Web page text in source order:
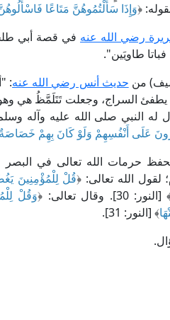
﴿وَإِذَا سَأَلْتُمُوهُنَّ مَتَاعًا
رضي الله عنه في قصة أبي
فباتا طاويَين".
من حديث أنس رضي الله عنه:
يطفئ السراج، وجعلت تَتَلَمَّظُ هي
له النبي صلى الله عليه وآله
عَلَى أَنْفُسِهِمْ وَلَوْ كَانَ بِهِمْ خَصَاصَةٌ
حرمات الله تعالى في البصر
لقول الله تعالى: ﴿قُلْ لِلْمُؤْمِنِينَ
30]. وقال تعالى: ﴿
وَقُلْ
﴾ [النور: 31].